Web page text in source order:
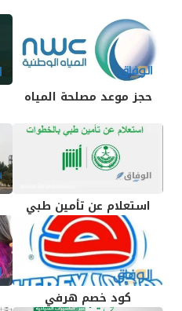
حجز موعد مصلحة المياه
استعلام عن تأمين طبي
كود خصم هرفي